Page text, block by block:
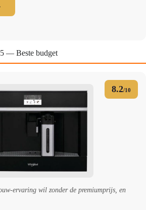
— Beste budget
8.2/10
ervaring wil zonder de premiumprijs, en